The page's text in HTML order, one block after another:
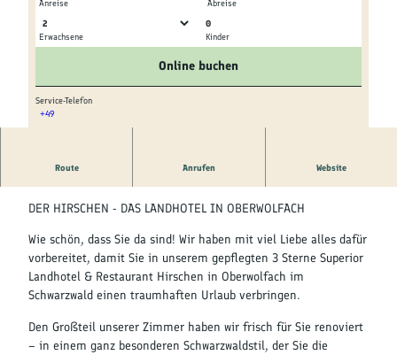
Genuss &
Service &
© tomas © tomas
Anreise Abreise
Erwachsene
0
Kinder
Online buchen
Service-Telefon
+49
Route Anrufen Website
DER HIRSCHEN - DAS LANDHOTEL IN OBERWOLFACH
Wie schön, dass Sie da sind! Wir haben mit viel Liebe alles dafür
vorbereitet, damit Sie in unserem gepflegten 3 Sterne Superior
Landhotel & Restaurant Hirschen in Oberwolfach im
Schwarzwald einen traumhaften Urlaub verbringen.
Den Großteil unserer Zimmer haben wir frisch für Sie renoviert
– in einem ganz besonderen Schwarzwaldstil, der Sie die